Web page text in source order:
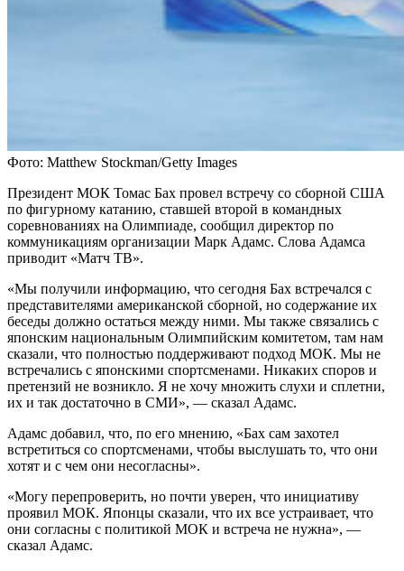
Фото: Matthew Stockman/Getty Images
Президент МОК Томас Бах провел встречу со сборной США
по фигурному катанию, ставшей второй в командных
соревнованиях на Олимпиаде, сообщил директор по
коммуникациям организации Марк Адамс. Слова Адамса
приводит «Матч ТВ».
«Мы получили информацию, что сегодня Бах встречался с
представителями американской сборной, но содержание их
беседы должно остаться между ними. Мы также связались с
японским национальным Олимпийским комитетом, там нам
сказали, что полностью поддерживают подход МОК. Мы не
встречались с японскими спортсменами. Никаких споров и
претензий не возникло. Я не хочу множить слухи и сплетни,
их и так достаточно в СМИ», — сказал Адамс.
Адамс добавил, что, по его мнению, «Бах сам захотел
встретиться со спортсменами, чтобы выслушать то, что они
хотят и с чем они несогласны».
«Могу перепроверить, но почти уверен, что инициативу
проявил МОК. Японцы сказали, что их все устраивает, что
они согласны с политикой МОК и встреча не нужна», —
сказал Адамс.